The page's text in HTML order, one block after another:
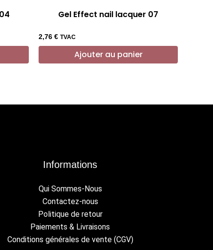
Gel Effect nail lacquer 07
2,76 € TVAC
Ajouter au panier
Informations
Qui Sommes-Nous
Contactez-nous
Politique de retour
Paiements & Livraisons
Conditions générales de vente (CGV)